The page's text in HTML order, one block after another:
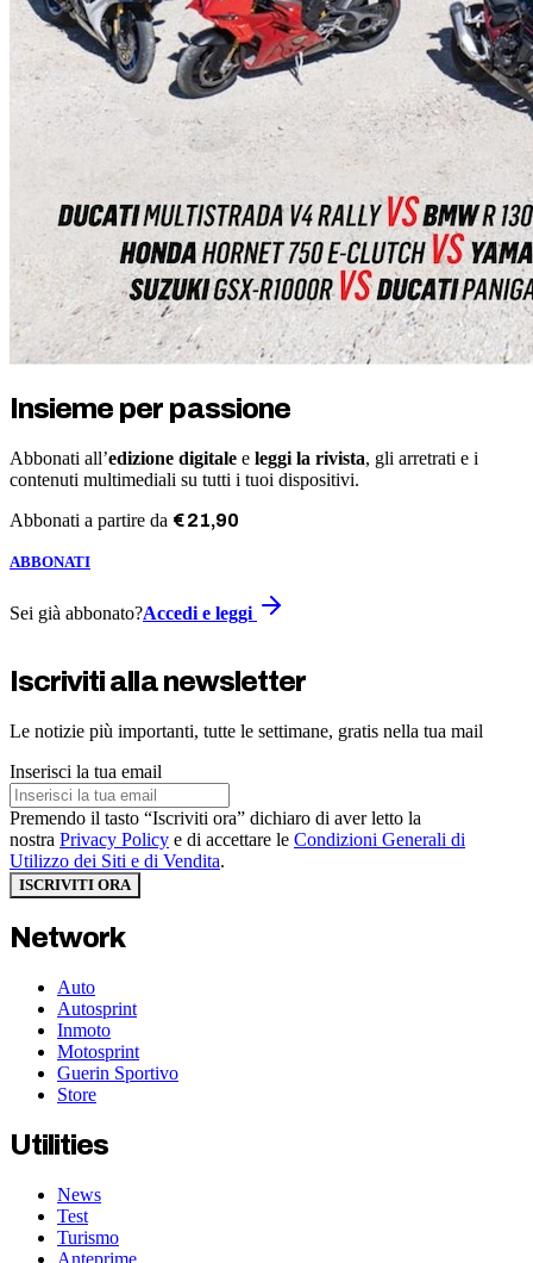
Insieme per passione
Abbonati all’edizione digitale e leggi la rivista, gli arretrati e i
contenuti multimediali su tutti i tuoi dispositivi.
Abbonati a partire da €21,90
ABBONATI
Sei già abbonato?Accedi e leggi
Iscriviti alla newsletter
Le notizie più importanti, tutte le settimane, gratis nella tua mail
Inserisci la tua email
Premendo il tasto “Iscriviti ora” dichiaro di aver letto la
nostra Privacy Policy e di accettare le Condizioni Generali di
Utilizzo dei Siti e di Vendita.
ISCRIVITI ORA
Network
Auto
Autosprint
Inmoto
Motosprint
Guerin Sportivo
Store
Utilities
News
Test
Turismo
Anteprime